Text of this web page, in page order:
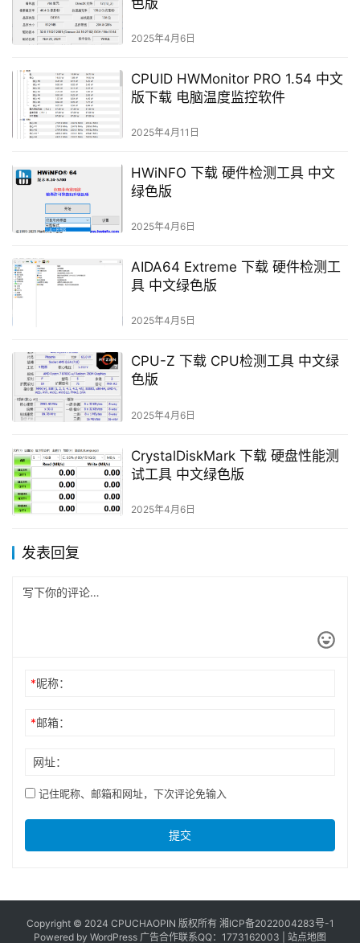
2025年4月6日
CPUID HWMonitor PRO 1.54 中文
版下载 电脑温度监控软件
2025年4月11日
HWiNFO 下载 硬件检测工具 中文
绿色版
2025年4月6日
AIDA64 Extreme 下载 硬件检测工
具 中文绿色版
2025年4月5日
CPU-Z 下载 CPU检测工具 中文绿
色版
2025年4月6日
CrystalDiskMark 下载 硬盘性能测
试工具 中文绿色版
2025年4月6日
发表回复
*昵称：
*邮箱：
网址：
记住昵称、邮箱和网址，下次评论免输入
提交
Copyright © 2024 CPUCHAOPIN 版权所有 湘ICP备2022004283号-1
Powered by WordPress 广告合作联系QQ：1773162003 | 站点地图